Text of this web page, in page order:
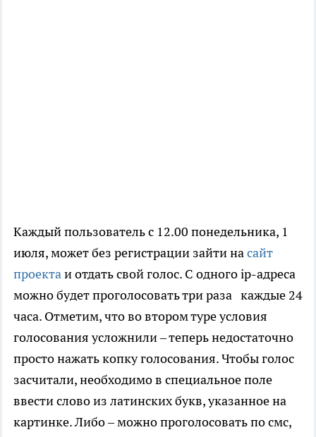
Каждый пользователь с 12.00 понедельника, 1
июля, может без регистрации зайти насайт
проектаи отдать свой голос. С одного ip-адреса
можно будет проголосовать три раза каждые 24
часа. Отметим, что во втором туре условия
голосования усложнили – теперь недостаточно
просто нажать копку голосования. Чтобы голос
засчитали, необходимо в специальное поле
ввести слово из латинских букв, указанное на
картинке. Либо – можно проголосовать по смс,